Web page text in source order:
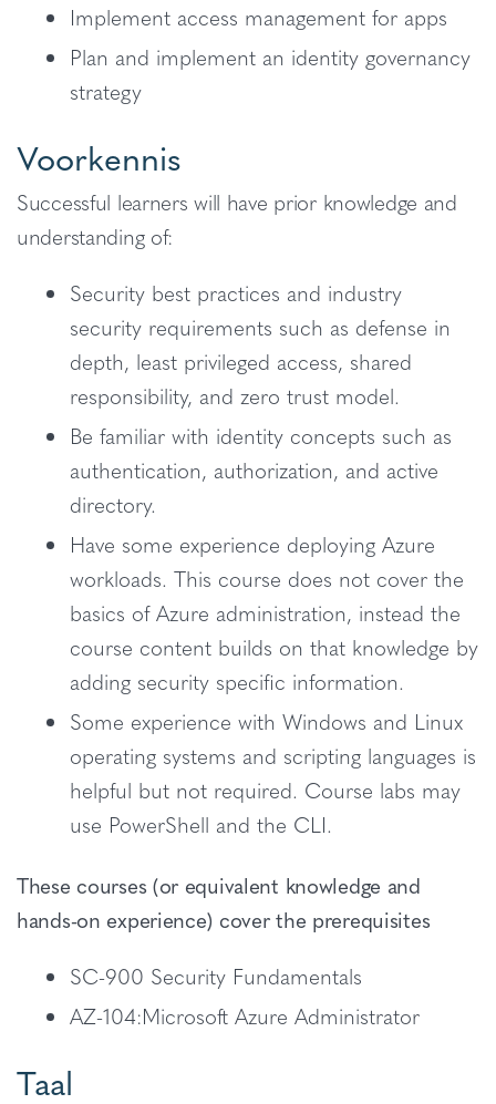
Implement access management for apps
Plan and implement an identity governancy
strategy
Voorkennis
Successful learners will have prior knowledge and
understanding of:
Security best practices and industry
security requirements such as defense in
depth, least privileged access, shared
responsibility, and zero trust model.
Be familiar with identity concepts such as
authentication, authorization, and active
directory.
Have some experience deploying Azure
workloads. This course does not cover the
basics of Azure administration, instead the
course content builds on that knowledge by
adding security specific information.
Some experience with Windows and Linux
operating systems and scripting languages is
helpful but not required. Course labs may
use PowerShell and the CLI.
These courses (or equivalent knowledge and
hands-on experience) cover the prerequisites
SC-900 Security Fundamentals
AZ-104:Microsoft Azure Administrator
Taal